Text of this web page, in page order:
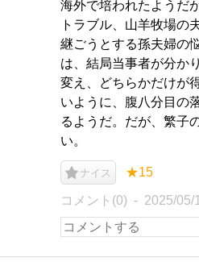
海外で培われたよう
トラブル、山羊牧場の
継ごうとする孫夫婦の
は、結局当事者が分か
変え、どちらかだけが
いように、腹八分目の
るようだ。だが、繁子
い。
ナイス ★15
コメント(0) 2025/05/